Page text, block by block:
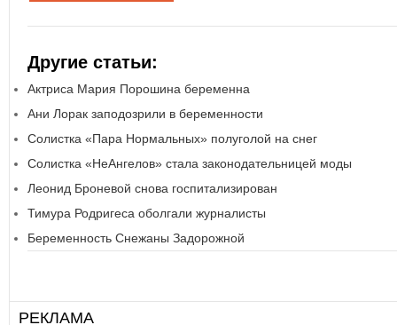
Другие статьи:
Актриса Мария Порошина беременна
Ани Лорак заподозрили в беременности
Солистка «Пара Нормальных» полуголой на снег
Солистка «НеАнгелов» стала законодательницей моды
Леонид Броневой снова госпитализирован
Тимура Родригеса оболгали журналисты
Беременность Снежаны Задорожной
РЕКЛАМА